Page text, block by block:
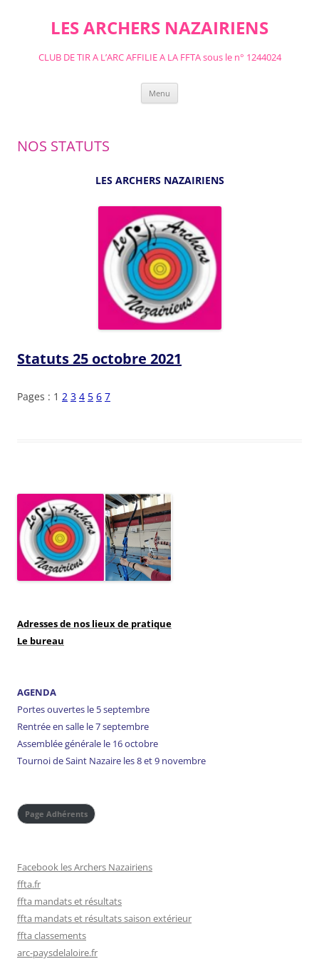
contenuLES ARCHERS NAZAIRIENS
CLUB DE TIR A L’ARC AFFILIE A LA FFTA sous le n° 1244024
Menu
NOS STATUTS
LES ARCHERS NAZAIRIENS
Statuts 25 octobre 2021
Pages : 1 2 3 4 5 6 7
Adresses de nos lieux de pratique
Le bureau
AGENDA
Portes ouvertes le 5 septembre
Rentrée en salle le 7 septembre
Assemblée générale le 16 octobre
Tournoi de Saint Nazaire les 8 et 9 novembre
Page Adhérents
Facebook les Archers Nazairiens
ffta.fr
ffta mandats et résultats
ffta mandats et résultats saison extérieur
ffta classements
arc-paysdelaloire.fr